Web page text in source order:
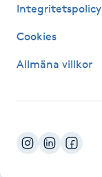
Hälsa
Hälsprickor
Integritetspolicy
Cookies
Allmäna villkor